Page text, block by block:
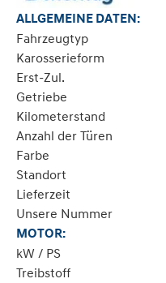
ALLGEMEINE DATEN:
Fahrzeugtyp
Karosserieform
Erst-Zul.
Getriebe
Kilometerstand
Anzahl der Türen
Farbe
Standort
Lieferzeit
Unsere Nummer
MOTOR:
kW / PS
Treibstoff